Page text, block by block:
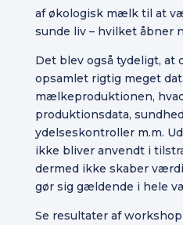
af økologisk mælk til at
sunde liv – hvilket åbner
Det blev også tydeligt, at
opsamlet rigtig meget
mælkeproduktionen,
produktionsdata,
ydelseskontroller m.m.
ikke bliver anvendt i
dermed ikke skaber
gør sig gældende i hele
Se resultater af